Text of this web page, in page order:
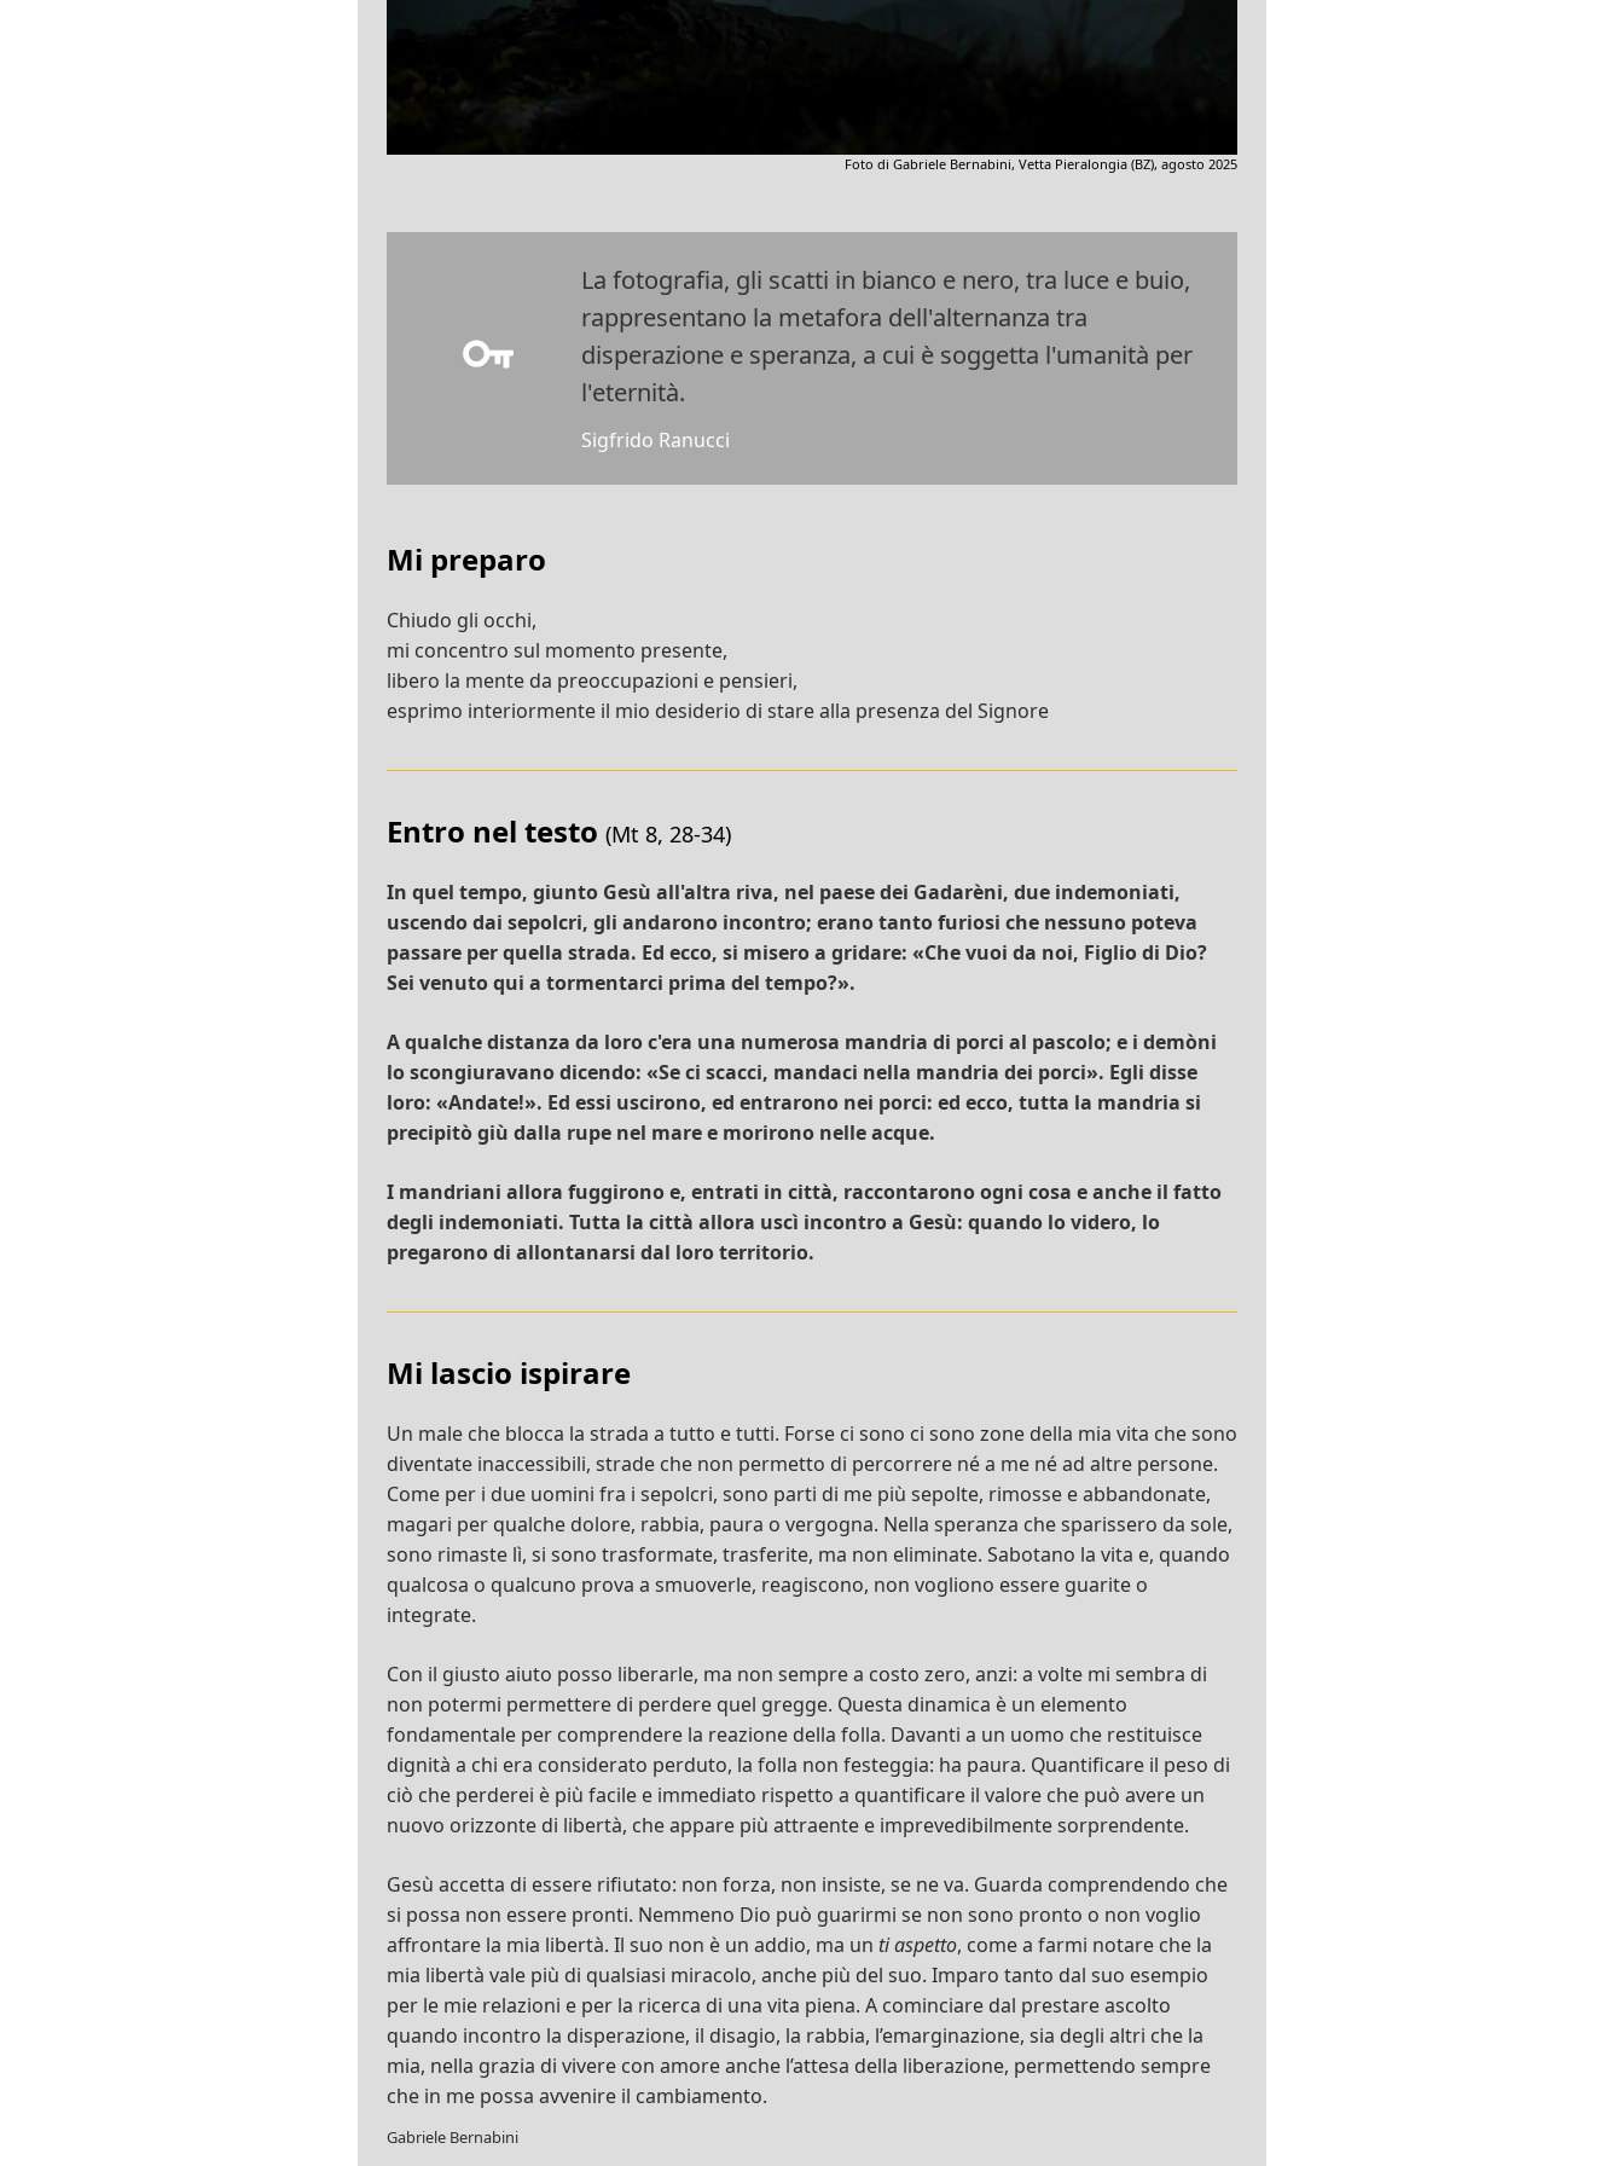
Foto di Gabriele Bernabini, Vetta Pieralongia (BZ), agosto 2025
La fotografia, gli scatti in bianco e nero, tra luce e buio,
rappresentano la metafora dell'alternanza tra
disperazione e speranza, a cui è soggetta l'umanità per
l'eternità.
Sigfrido Ranucci
Mi preparo
Chiudo gli occhi,
mi concentro sul momento presente,
libero la mente da preoccupazioni e pensieri,
esprimo interiormente il mio desiderio di stare alla presenza del Signore
Entro nel testo (Mt 8, 28-34)
In quel tempo, giunto Gesù all'altra riva, nel paese dei Gadarèni, due indemoniati,
uscendo dai sepolcri, gli andarono incontro; erano tanto furiosi che nessuno poteva
passare per quella strada. Ed ecco, si misero a gridare: «Che vuoi da noi, Figlio di Dio?
Sei venuto qui a tormentarci prima del tempo?».
A qualche distanza da loro c'era una numerosa mandria di porci al pascolo; e i demòni
lo scongiuravano dicendo: «Se ci scacci, mandaci nella mandria dei porci». Egli disse
loro: «Andate!». Ed essi uscirono, ed entrarono nei porci: ed ecco, tutta la mandria si
precipitò giù dalla rupe nel mare e morirono nelle acque.
I mandriani allora fuggirono e, entrati in città, raccontarono ogni cosa e anche il fatto
degli indemoniati. Tutta la città allora uscì incontro a Gesù: quando lo videro, lo
pregarono di allontanarsi dal loro territorio.
Mi lascio ispirare
Un male che blocca la strada a tutto e tutti. Forse ci sono ci sono zone della mia vita che sono
diventate inaccessibili, strade che non permetto di percorrere né a me né ad altre persone.
Come per i due uomini fra i sepolcri, sono parti di me più sepolte, rimosse e abbandonate,
magari per qualche dolore, rabbia, paura o vergogna. Nella speranza che sparissero da sole,
sono rimaste lì, si sono trasformate, trasferite, ma non eliminate. Sabotano la vita e, quando
qualcosa o qualcuno prova a smuoverle, reagiscono, non vogliono essere guarite o
integrate.
Con il giusto aiuto posso liberarle, ma non sempre a costo zero, anzi: a volte mi sembra di
non potermi permettere di perdere quel gregge. Questa dinamica è un elemento
fondamentale per comprendere la reazione della folla. Davanti a un uomo che restituisce
dignità a chi era considerato perduto, la folla non festeggia: ha paura. Quantificare il peso di
ciò che perderei è più facile e immediato rispetto a quantificare il valore che può avere un
nuovo orizzonte di libertà, che appare più attraente e imprevedibilmente sorprendente.
Gesù accetta di essere rifiutato: non forza, non insiste, se ne va. Guarda comprendendo che
si possa non essere pronti. Nemmeno Dio può guarirmi se non sono pronto o non voglio
affrontare la mia libertà. Il suo non è un addio, ma un ti aspetto, come a farmi notare che la
mia libertà vale più di qualsiasi miracolo, anche più del suo. Imparo tanto dal suo esempio
per le mie relazioni e per la ricerca di una vita piena. A cominciare dal prestare ascolto
quando incontro la disperazione, il disagio, la rabbia, l’emarginazione, sia degli altri che la
mia, nella grazia di vivere con amore anche l’attesa della liberazione, permettendo sempre
che in me possa avvenire il cambiamento.
Gabriele Bernabini